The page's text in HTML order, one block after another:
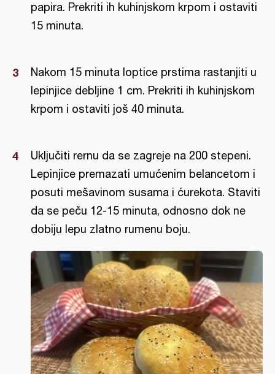
papira. Prekriti ih kuhinjskom krpom i ostaviti
15 minuta.
Nakom 15 minuta loptice prstima rastanjiti u
lepinjice debljine 1 cm. Prekriti ih kuhinjskom
krpom i ostaviti još 40 minuta.
Uključiti rernu da se zagreje na 200 stepeni.
Lepinjice premazati umućenim belancetom i
posuti mešavinom susama i ćurekota. Staviti
da se peču 12-15 minuta, odnosno dok ne
dobiju lepu zlatno rumenu boju.